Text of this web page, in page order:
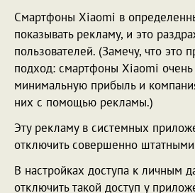
Смартфоны Xiaomi в
показывать рекламу, и это
пользователей. (Замечу, что это
подход: смартфоны Xiaomi
минимальную прибыль и
них с помощью рекламы.)
Эту рекламу в системных
отключить совершенно
В настройках доступа к личным
отключить такой доступ у